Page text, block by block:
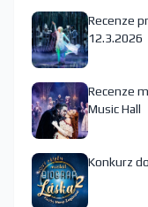
Recenze
12.3.2026
Recenze
Music Hall
Konkurz